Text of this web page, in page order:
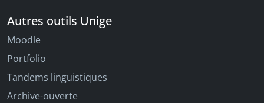
Autres outils Unige
Moodle
Portfolio
Tandems linguistiques
Archive-ouverte